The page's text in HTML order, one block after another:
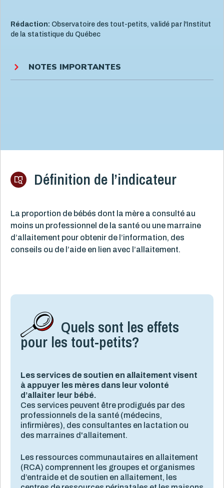
Rédaction: Observatoire des tout-petits, validé par l'Institut
de la statistique du Québec
NOTES IMPORTANTES
Définition de l’indicateur
La proportion de bébés dont la mère a consulté au
moins un professionnel de la santé ou une marraine
d’allaitement pour obtenir de l’information, des
conseils ou de l’aide en lien avec l’allaitement.
Quels sont les effets
pour les tout-petits?
Les services de soutien en allaitement visent
à appuyer les mères dans leur volonté
d’allaiter leur bébé.
Ces services peuvent être prodigués par des
professionnels de la santé (médecins,
infirmières), des consultantes en lactation ou
des marraines d'allaitement.
Les ressources communautaires en allaitement
(RCA) comprennent les groupes et organismes
d’entraide et de soutien en allaitement, les